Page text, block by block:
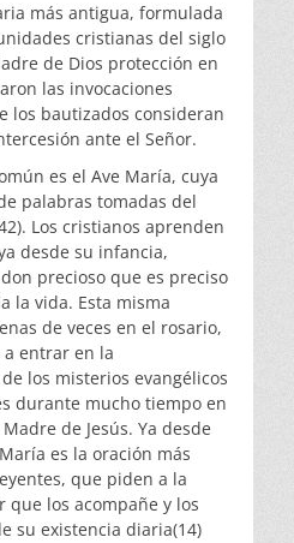
más antigua, formulada
cristianas del siglo
de Dios protección en
las invocaciones
los bautizados consideran
ante el Señor.
es el Ave María, cuya
palabras tomadas del
Los cristianos aprenden
desde su infancia,
precioso que es preciso
la vida. Esta misma
de veces en el rosario,
a entrar en la
los misterios evangélicos
durante mucho tiempo en
de Jesús. Ya desde
es la oración más
que piden a la
que los acompañe y los
su existencia diaria(14)